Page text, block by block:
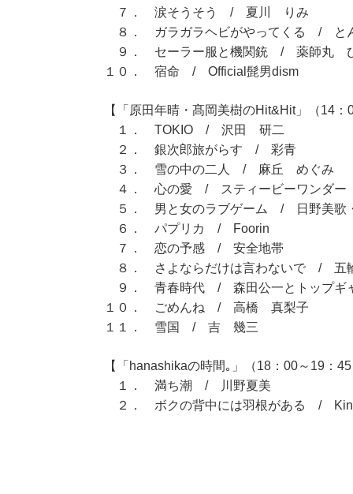
７． 涙そうそう / 夏川 りみ
８． ガラガラヘビがやってくる / と
９． セーラー服と機関銃 / 薬師丸
１０． 宿命 / Official髭男dism
【「原田年晴・髙岡美樹のHit&Hit」（14
１． TOKIO / 沢田 研二
２． 銀次郎旅がらす / 彩青
３． 雪の中の二人 / 麻丘 めぐみ
４． 心の愛 / スティービーワンダー
５． 男と女のラブゲーム / 日野美歌
６． パプリカ / Foorin
７． 恋の予感 / 安全地帯
８． さよならだけは言わないで / 五
９． 青春時代 / 森田公一とトップギ
１０． ごめんね / 高橋 真梨子
１１． 雪国 / 吉 幾三
【「hanashikaの時間｡」（18：00～19：
１． 満ち潮 / 川野夏美
２． ボクの背中には羽根がある /